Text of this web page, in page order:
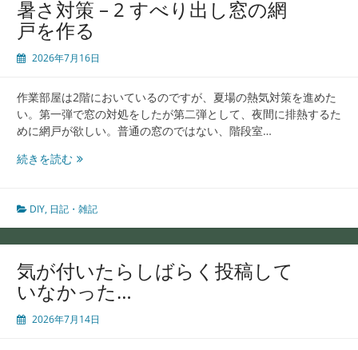
業
部
の
を
埋
め
暑さ対策 – 2 すべり出し窓の網
戸を作る
2026年7月16日
作業部屋は2階においているのですが、夏場の熱気対策を進めた
い。第一弾で窓の対処をしたが第二弾として、夜間に排熱するた
めに網戸が欲しい。普通の窓のではない、階段室…
続きを読む暑
策
–
2
べ
り
し
DIY, 日記・雑記
気が付いたらしばらく投稿して
いなかった…
2026年7月14日